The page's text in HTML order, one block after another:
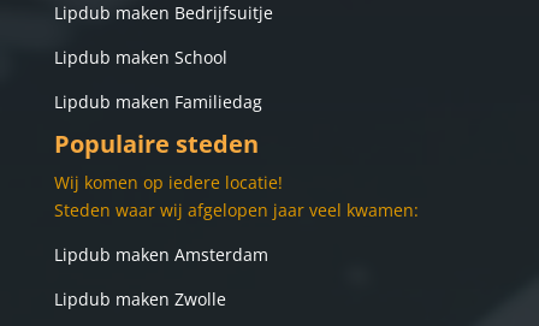
Lipdub maken Bedrijfsuitje
Lipdub maken School
Lipdub maken Familiedag
Populaire steden
Wij komen op iedere locatie!
Steden waar wij afgelopen jaar veel kwamen:
Lipdub maken Amsterdam
Lipdub maken Zwolle